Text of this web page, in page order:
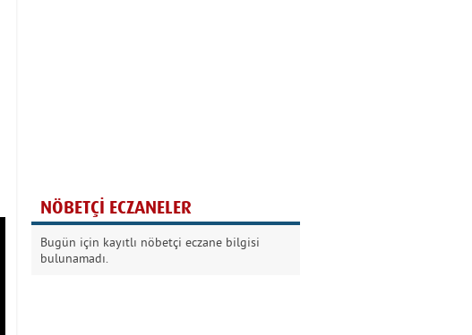
Kurban Bayramında
Dikkat!
NÖBETÇİ ECZANELER
Bugün için kayıtlı nöbetçi eczane bilgisi
bulunamadı.